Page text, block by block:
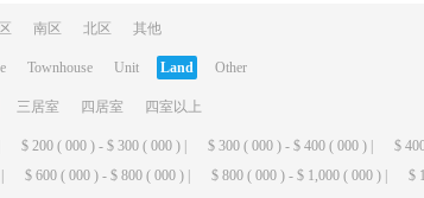
南区 北区 其他
Townhouse Unit Land Other
三居室 四居室 四室以上
$ 200 ( 000 ) - $ 300 ( 000 ) | $ 300 ( 000 ) - $ 400 ( 000 ) |
$
$ 600 ( 000 ) - $ 800 ( 000 ) | $ 800 ( 000 ) - $ 1,000 ( 000 ) | $